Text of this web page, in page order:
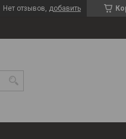
Нет отзывов, добавить